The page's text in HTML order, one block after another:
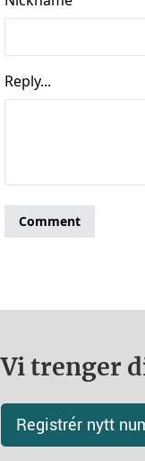
Vi trenger
Registrér nytt